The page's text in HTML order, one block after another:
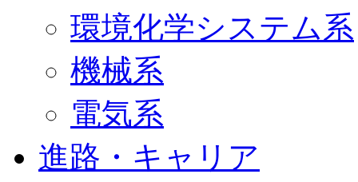
環境化学システム系
機械系
電気系
進路・キャリア